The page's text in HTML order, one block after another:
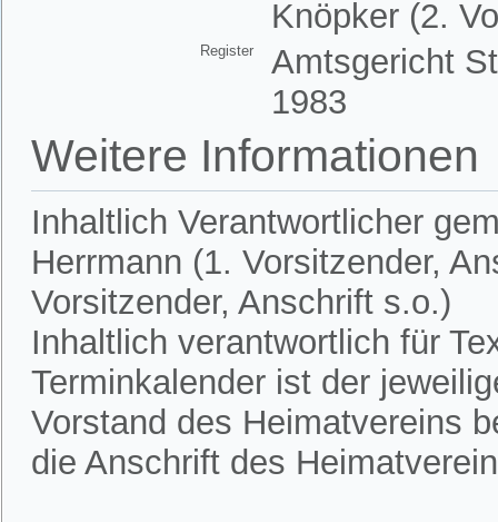
Knöpker (2.
Register
Amtsgericht
1983
Weitere Informationen
Inhaltlich Verantwortlicher
Herrmann (1. Vorsitzender,
Vorsitzender, Anschrift s.o.)
Inhaltlich verantwortlich für
Terminkalender ist der
Vorstand des Heimatvereins
die Anschrift des